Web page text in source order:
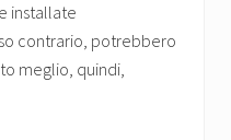
installate
contrario, potrebbero
meglio, quindi,